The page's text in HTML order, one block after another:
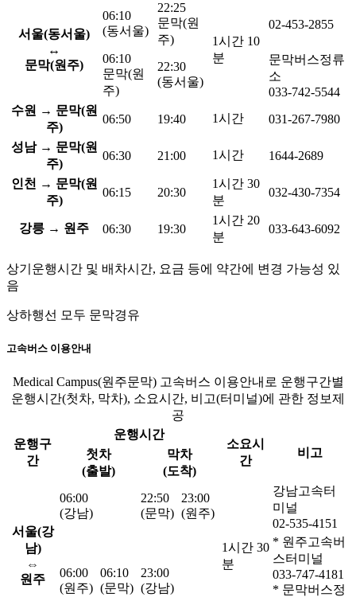
서울(동서울)
↔
문막(원주)
06:10
(동서울)
22:25
문막(원
주)
1시간 10
분
02-453-2855
06:10
문막(원
주)
22:30
(동서울)
문막버스정류
소
033-742-5544
수원 → 문막(원
주)
06:50 19:40 1시간 031-267-7980
성남 → 문막(원
주)
06:30 21:00 1시간 1644-2689
인천 → 문막(원
주)
06:15 20:30
1시간 30
분
032-430-7354
강릉 → 원주 06:30 19:30
1시간 20
분
033-643-6092
상기운행시간 및 배차시간, 요금 등에 약간에 변경 가능성 있
음
상하행선 모두 문막경유
고속버스 이용안내
Medical Campus(원주문막) 고속버스 이용안내로 운행구간별
운행시간(첫차, 막차), 소요시간, 비고(터미널)에 관한 정보제
공
운행구
간
운행시간
소요시
간
비고
첫차
(출발)
막차
(도착)
서울(강
남)
⇔
원주
06:00
(강남)
22:50
(문막)
23:00
(원주)
1시간 30
분
강남고속터
미널
02-535-4151
06:00
(원주)
06:10
(문막)
23:00
(강남)
* 원주고속버
스터미널
033-747-4181
* 문막버스정